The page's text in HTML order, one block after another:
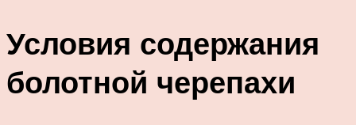
Условия содержания
болотной черепахи